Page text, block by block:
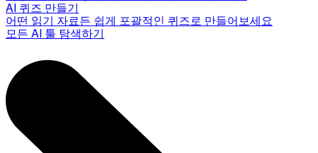
AI 퀴즈 만들기
어떤 읽기 자료든 쉽게 포괄적인 퀴즈로 만들어보세요
모든 AI 툴 탐색하기